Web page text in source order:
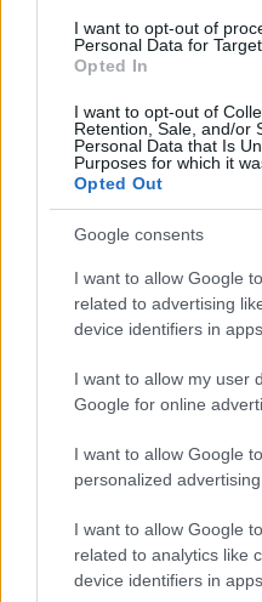
I want to opt-out of
Personal Data for
Opted In
I want to opt-out of
Retention, Sale, and/or
Personal Data that Is
Purposes for which it
Opted Out
Google consents
I want to allow Google
related to advertising
device identifiers in apps.
I want to allow my user
Google for online
I want to allow Google
personalized advertising.
I want to allow Google
related to analytics like
device identifiers in apps.
Mi lett Alain Delon
HÍREK 2026. júl. 19.
IMF: Franciaország a
gazdasági
mentőövekre, de nagy